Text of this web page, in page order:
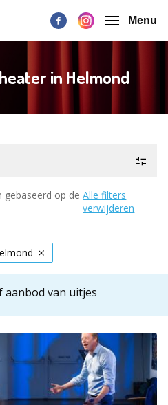
Menu
in Helmond
gebaseerd op de Alle filters
verwijderen
aanbod van uitjes